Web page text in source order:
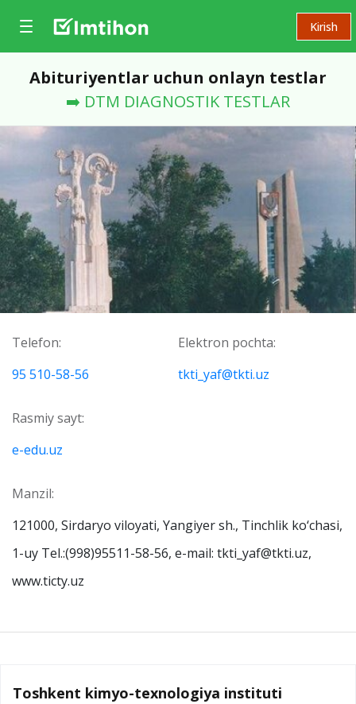
Kirish
Abituriyentlar uchun onlayn testlar
➡️ DTM DIAGNOSTIK TESTLAR
Telefon:
95 510-58-56
Elektron pochta:
tkti_yaf@tkti.uz
Rasmiy sayt:
e-edu.uz
Manzil:
121000, Sirdaryo viloyati, Yangiyer sh., Tinchlik ko‘chasi,
1-uy Tel.:(998)95511-58-56, e-mail: tkti_yaf@tkti.uz,
www.ticty.uz
Toshkent kimyo-texnologiya instituti